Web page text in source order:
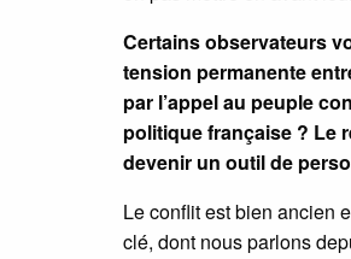
Certains observateurs
tension permanente
par l’appel au peuple
politique française ? Le
devenir un outil de
Le conflit est bien ancien
clé, dont nous parlons